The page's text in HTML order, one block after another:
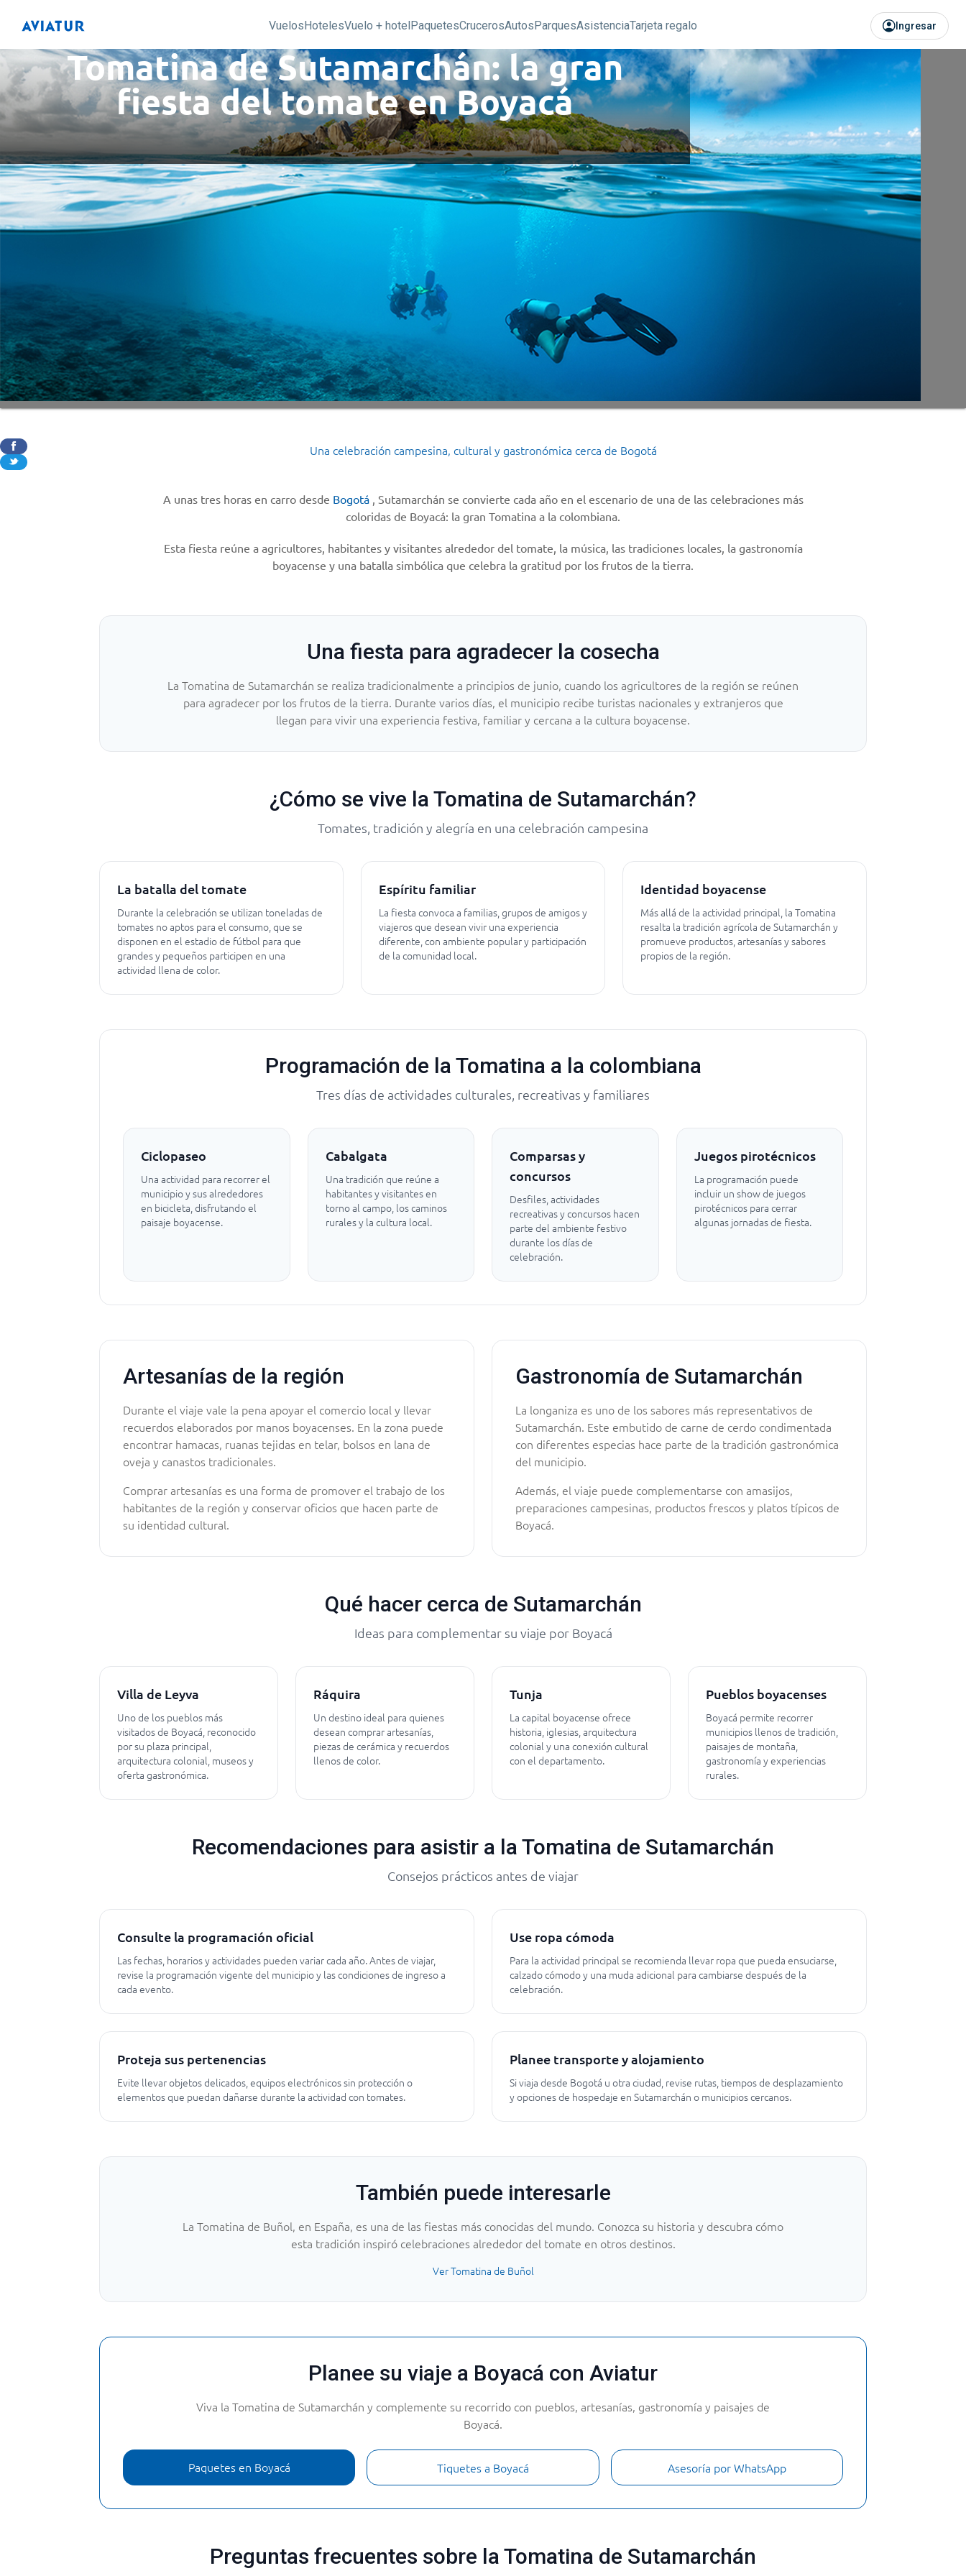
VuelosHotelesVuelo + hotelPaquetesCrucerosAutosParquesAsistenciaTarjeta regalo Ingresar
Tomatina de Sutamarchán: la gran
fiesta del tomate en Boyacá
Una celebración campesina, cultural y gastronómica cerca de Bogotá
A unas tres horas en carro desde Bogotá , Sutamarchán se convierte cada año en el escenario de una de las celebraciones más
coloridas de Boyacá: la gran Tomatina a la colombiana.
Esta fiesta reúne a agricultores, habitantes y visitantes alrededor del tomate, la música, las tradiciones locales, la gastronomía
boyacense y una batalla simbólica que celebra la gratitud por los frutos de la tierra.
Una fiesta para agradecer la cosecha
La Tomatina de Sutamarchán se realiza tradicionalmente a principios de junio, cuando los agricultores de la región se reúnen
para agradecer por los frutos de la tierra. Durante varios días, el municipio recibe turistas nacionales y extranjeros que
llegan para vivir una experiencia festiva, familiar y cercana a la cultura boyacense.
¿Cómo se vive la Tomatina de Sutamarchán?
Tomates, tradición y alegría en una celebración campesina
La batalla del tomate
Durante la celebración se utilizan toneladas de
tomates no aptos para el consumo, que se
disponen en el estadio de fútbol para que
grandes y pequeños participen en una
actividad llena de color.
Espíritu familiar
La fiesta convoca a familias, grupos de amigos y
viajeros que desean vivir una experiencia
diferente, con ambiente popular y participación
de la comunidad local.
Identidad boyacense
Más allá de la actividad principal, la Tomatina
resalta la tradición agrícola de Sutamarchán y
promueve productos, artesanías y sabores
propios de la región.
Programación de la Tomatina a la colombiana
Tres días de actividades culturales, recreativas y familiares
Ciclopaseo
Una actividad para recorrer el
municipio y sus alrededores
en bicicleta, disfrutando el
paisaje boyacense.
Cabalgata
Una tradición que reúne a
habitantes y visitantes en
torno al campo, los caminos
rurales y la cultura local.
Comparsas y
concursos
Desfiles, actividades
recreativas y concursos hacen
parte del ambiente festivo
durante los días de
celebración.
Juegos pirotécnicos
La programación puede
incluir un show de juegos
pirotécnicos para cerrar
algunas jornadas de fiesta.
Artesanías de la región
Durante el viaje vale la pena apoyar el comercio local y llevar
recuerdos elaborados por manos boyacenses. En la zona puede
encontrar hamacas, ruanas tejidas en telar, bolsos en lana de
oveja y canastos tradicionales.
Comprar artesanías es una forma de promover el trabajo de los
habitantes de la región y conservar oficios que hacen parte de
su identidad cultural.
Gastronomía de Sutamarchán
La longaniza es uno de los sabores más representativos de
Sutamarchán. Este embutido de carne de cerdo condimentada
con diferentes especias hace parte de la tradición gastronómica
del municipio.
Además, el viaje puede complementarse con amasijos,
preparaciones campesinas, productos frescos y platos típicos de
Boyacá.
Qué hacer cerca de Sutamarchán
Ideas para complementar su viaje por Boyacá
Villa de Leyva
Uno de los pueblos más
visitados de Boyacá, reconocido
por su plaza principal,
arquitectura colonial, museos y
oferta gastronómica.
Ráquira
Un destino ideal para quienes
desean comprar artesanías,
piezas de cerámica y recuerdos
llenos de color.
Tunja
La capital boyacense ofrece
historia, iglesias, arquitectura
colonial y una conexión cultural
con el departamento.
Pueblos boyacenses
Boyacá permite recorrer
municipios llenos de tradición,
paisajes de montaña,
gastronomía y experiencias
rurales.
Recomendaciones para asistir a la Tomatina de Sutamarchán
Consejos prácticos antes de viajar
Consulte la programación oficial
Las fechas, horarios y actividades pueden variar cada año. Antes de viajar,
revise la programación vigente del municipio y las condiciones de ingreso a
cada evento.
Use ropa cómoda
Para la actividad principal se recomienda llevar ropa que pueda ensuciarse,
calzado cómodo y una muda adicional para cambiarse después de la
celebración.
Proteja sus pertenencias
Evite llevar objetos delicados, equipos electrónicos sin protección o
elementos que puedan dañarse durante la actividad con tomates.
Planee transporte y alojamiento
Si viaja desde Bogotá u otra ciudad, revise rutas, tiempos de desplazamiento
y opciones de hospedaje en Sutamarchán o municipios cercanos.
También puede interesarle
La Tomatina de Buñol, en España, es una de las fiestas más conocidas del mundo. Conozca su historia y descubra cómo
esta tradición inspiró celebraciones alrededor del tomate en otros destinos.
Ver Tomatina de Buñol
Planee su viaje a Boyacá con Aviatur
Viva la Tomatina de Sutamarchán y complemente su recorrido con pueblos, artesanías, gastronomía y paisajes de
Boyacá.
Paquetes en Boyacá Tiquetes a Boyacá Asesoría por WhatsApp
Preguntas frecuentes sobre la Tomatina de Sutamarchán